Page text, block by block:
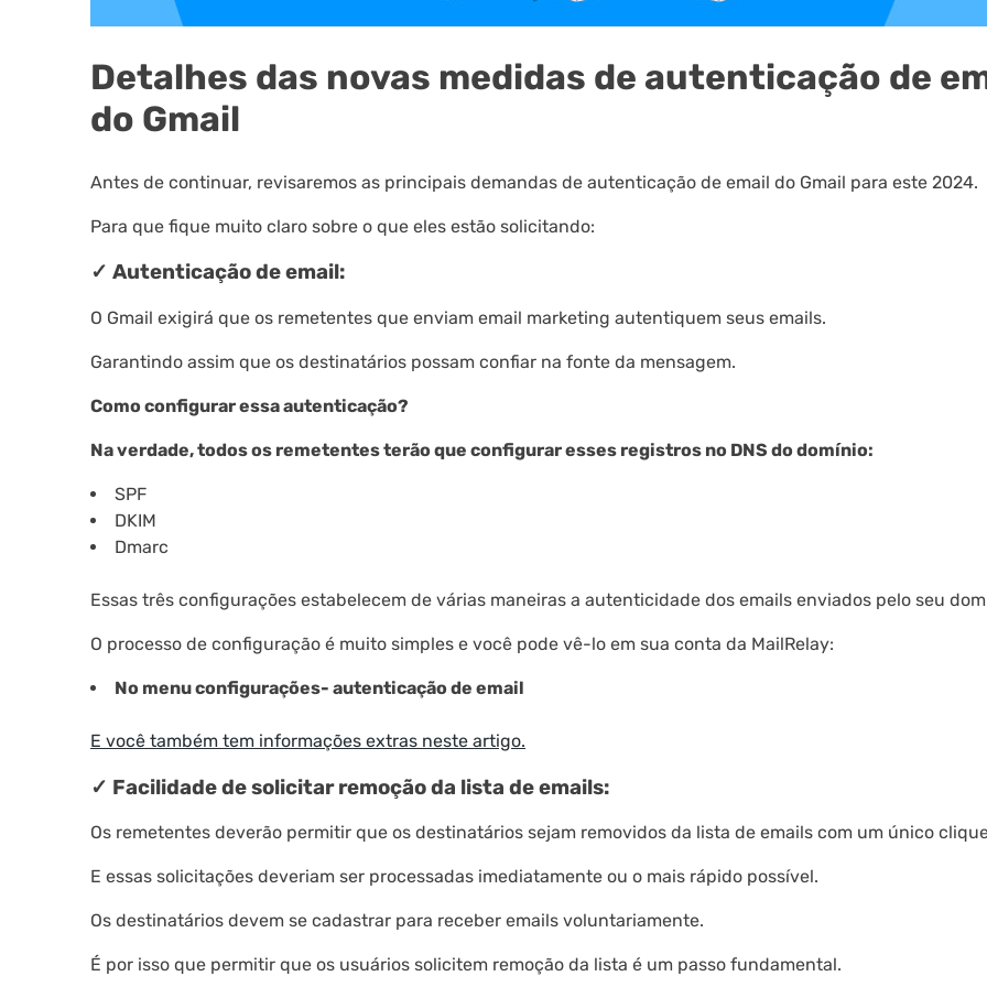
Detalhes das novas medidas de autenticação de
do Gmail
Antes de continuar, revisaremos as principais demandas de autenticação de email do Gmail para este 2024.
Para que fique muito claro sobre o que eles estão solicitando:
✓ Autenticação de email:
O Gmail exigirá que os remetentes que enviam email marketing autentiquem seus emails.
Garantindo assim que os destinatários possam confiar na fonte da mensagem.
Como configurar essa autenticação?
Na verdade, todos os remetentes terão que configurar esses registros no DNS do domínio:
SPF
DKIM
Dmarc
Essas três configurações estabelecem de várias maneiras a autenticidade dos emails enviados pelo seu
O processo de configuração é muito simples e você pode vê-lo em sua conta da MailRelay:
No menu configurações- autenticação de email
E você também tem informações extras neste artigo.
✓ Facilidade de solicitar remoção da lista de emails:
Os remetentes deverão permitir que os destinatários sejam removidos da lista de emails com um único
E essas solicitações deveriam ser processadas imediatamente ou o mais rápido possível.
Os destinatários devem se cadastrar para receber emails voluntariamente.
É por isso que permitir que os usuários solicitem remoção da lista é um passo fundamental.